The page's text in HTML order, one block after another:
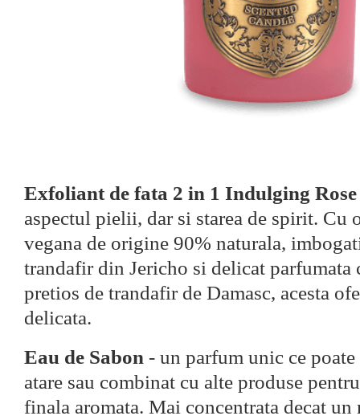
Exfoliant de fata 2 in 1 Indulging Rose
aspectul pielii, dar si starea de spirit. Cu
vegana de origine 90% naturala,
trandafir din Jericho si delicat parfumata
pretios de trandafir de Damasc, acesta
delicata.
Eau de Sabon - un parfum unic ce
atare sau combinat cu alte produse
finala aromata. Mai concentrata decat un